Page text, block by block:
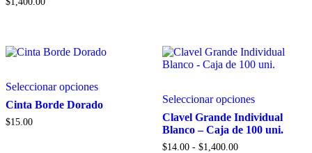
página
de
Seleccionar opcionesproducto
múltiples
Cinta Borde Dorado
$15.00
Seleccionar opcionesproducto
tiene
múltiples
variantes.
Clavel Grande Individual
Blanco – Caja de 100 uni.
$14.00 - $1,400.00Rango